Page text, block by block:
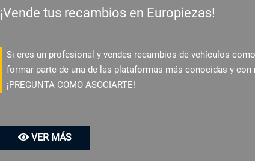
¡Vende tus recambios en Europiezas!
Si eres un profesional y vendes recambios de vehículos
formar parte de una de las plataformas más conocidas y
¡PREGUNTA COMO ASOCIARTE!
VER MÁS